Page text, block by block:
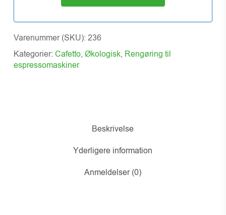
Varenummer (SKU): 236
Kategorier: Cafetto, Økologisk, Rengøring til
espressomaskiner
Beskrivelse
Yderligere information
Anmeldelser (0)